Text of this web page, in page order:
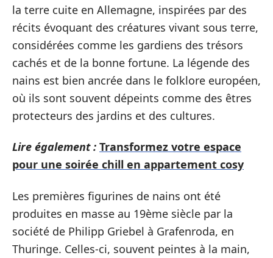
la terre cuite en Allemagne, inspirées par des
récits évoquant des créatures vivant sous terre,
considérées comme les gardiens des trésors
cachés et de la bonne fortune. La légende des
nains est bien ancrée dans le folklore européen,
où ils sont souvent dépeints comme des êtres
protecteurs des jardins et des cultures.
Lire également : Transformez votre espace
pour une soirée chill en appartement cosy
Les premières figurines de nains ont été
produites en masse au 19ème siècle par la
société de Philipp Griebel à Grafenroda, en
Thuringe. Celles-ci, souvent peintes à la main,